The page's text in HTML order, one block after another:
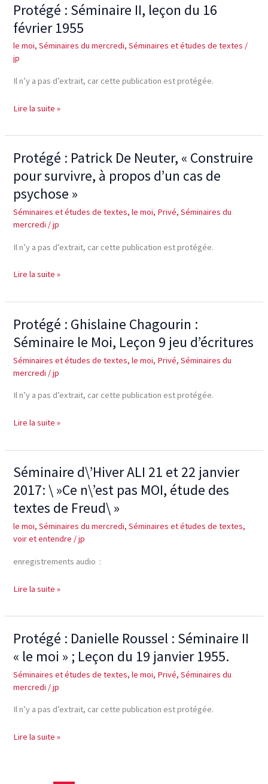
Protégé : Séminaire II, leçon du 16
février 1955
le moi,Séminaires du mercredi,Séminaires et études de textes /
jp
Il n’y a pas d’extrait, car cette publication est protégée.
Protégé :
Séminaire
II,
leçon
du
16
1955
Lire la suite »
Protégé : Patrick De Neuter, « Construire
pour survivre, à propos d’un cas de
psychose »
Séminaires et études de textes,le moi, Privé,Séminaires du
mercredi /jp
Il n’y a pas d’extrait, car cette publication est protégée.
Protégé :
De
Neuter,
« Construire
pour
survivre,
propos
cas
psychose »
Lire la suite »
Protégé : Ghislaine Chagourin :
Séminaire le Moi, Leçon 9 jeu d’écritures
Séminaires et études de textes,le moi, Privé,Séminaires du
mercredi /jp
Il n’y a pas d’extrait, car cette publication est protégée.
Protégé :
Ghislaine
Chagourin
:
Séminaire
le
Leçon
jeu
d’écritures
Lire la suite »
Séminaire d\’Hiver ALI 21 et 22 janvier
2017: \ »Ce n\’est pas MOI, étude des
textes de Freud\ »
le moi,Séminaires du mercredi,Séminaires et études de textes,
voir et entendre /jp
enregistrements audio :
Séminaire
d\’Hiver
21
et
22
janvier
\ »Ce
pas
étude
des
textes
de
Lire la suite »
Protégé : Danielle Roussel : Séminaire II
« le moi » ; Leçon du 19 janvier 1955.
Séminaires et études de textes,le moi, Privé,Séminaires du
mercredi /jp
Il n’y a pas d’extrait, car cette publication est protégée.
Protégé :
Danielle
Roussel
:
Séminaire
II
moi »
Lire la suite »